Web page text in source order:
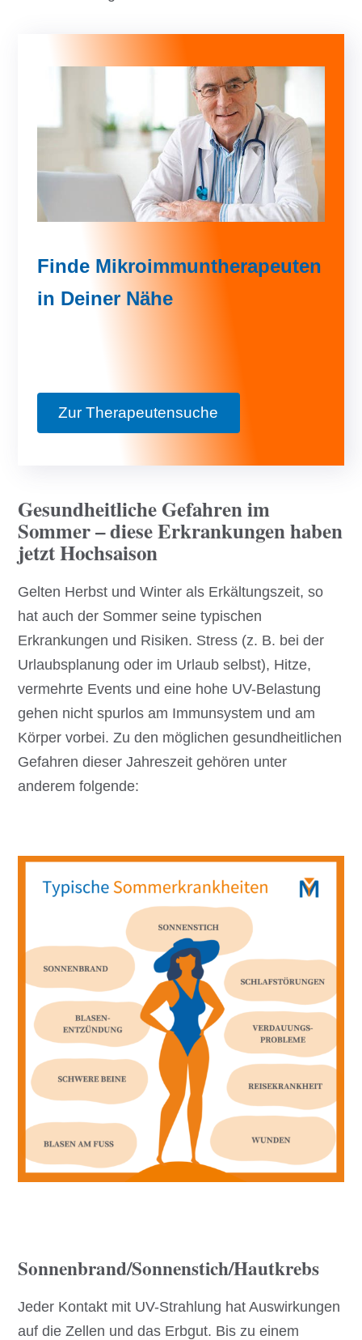
Finde Mikroimmuntherapeuten
in Deiner Nähe
Zur Therapeutensuche
Gesundheitliche Gefahren im
Sommer – diese Erkrankungen haben
jetzt Hochsaison
Gelten Herbst und Winter als Erkältungszeit, so
hat auch der Sommer seine typischen
Erkrankungen und Risiken. Stress (z. B. bei der
Urlaubsplanung oder im Urlaub selbst), Hitze,
vermehrte Events und eine hohe UV-Belastung
gehen nicht spurlos am Immunsystem und am
Körper vorbei. Zu den möglichen gesundheitlichen
Gefahren dieser Jahreszeit gehören unter
anderem folgende:
Sonnenbrand/Sonnenstich/Hautkrebs
Jeder Kontakt mit UV-Strahlung hat Auswirkungen
auf die Zellen und das Erbgut. Bis zu einem